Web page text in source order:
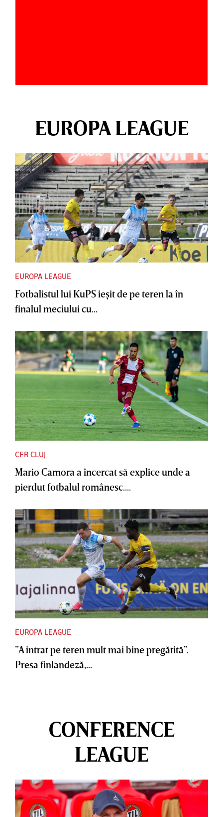
EUROPA LEAGUE
EUROPA LEAGUE
Fotbalistul lui KuPS ieşit de pe teren la în
finalul meciului cu...
CFR CLUJ
Mario Camora a încercat să explice unde a
pierdut fotbalul românesc....
EUROPA LEAGUE
”A intrat pe teren mult mai bine pregătită”.
Presa finlandeză,...
CONFERENCE
LEAGUE